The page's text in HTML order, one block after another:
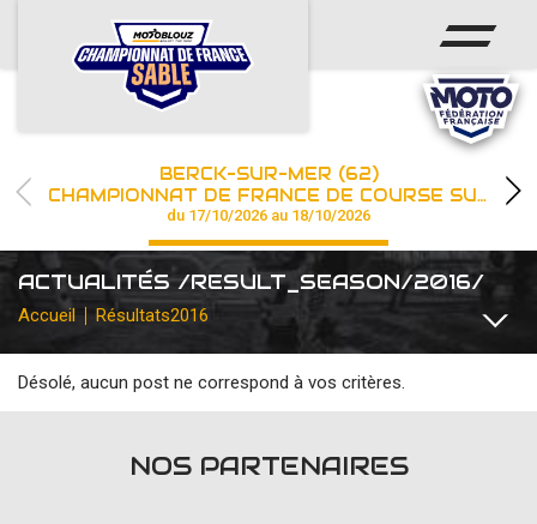
ACCUEIL
ACTUS
CHAMPIONNAT
RÉSULTATS
PHOTOS / WEB TV
PARTENAIRES
les engagements
BERCK-SUR-MER (62)
CHAMPIONNAT DE FRANCE DE COURSE SUR SABLE
du 17/10/2026 au 18/10/2026
ACTUALITÉS /RESULT_SEASON/2016/
Accueil Résultats2016
Désolé, aucun post ne correspond à vos critères.
NOS PARTENAIRES